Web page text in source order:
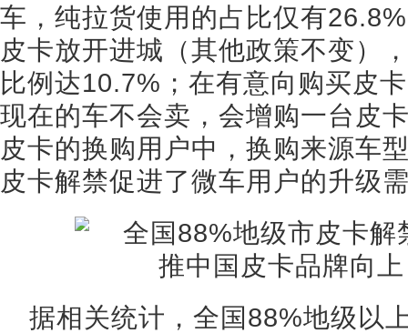
车，纯拉货使用的占比仅有
皮卡放开进城（其他政策不变）
比例达10.7%；在有意向购买皮
现在的车不会卖，会增购一台皮
皮卡的换购用户中，换购来源车
皮卡解禁促进了微车用户的升级
据相关统计，全国88%地级以